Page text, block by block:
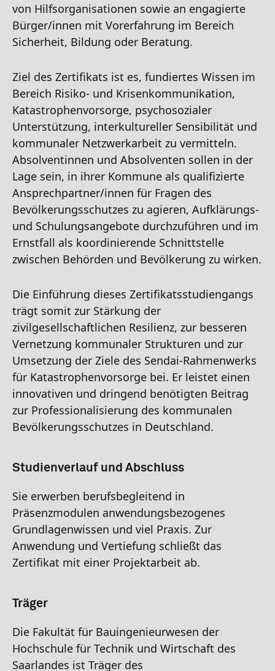
von Hilfsorganisationen sowie an engagierte
Bürger/innen mit Vorerfahrung im Bereich
Sicherheit, Bildung oder Beratung.
Ziel des Zertifikats ist es, fundiertes Wissen im
Bereich Risiko- und Krisenkommunikation,
Katastrophenvorsorge, psychosozialer
Unterstützung, interkultureller Sensibilität und
kommunaler Netzwerkarbeit zu vermitteln.
Absolventinnen und Absolventen sollen in der
Lage sein, in ihrer Kommune als qualifizierte
Ansprechpartner/innen für Fragen des
Bevölkerungsschutzes zu agieren, Aufklärungs-
und Schulungsangebote durchzuführen und im
Ernstfall als koordinierende Schnittstelle
zwischen Behörden und Bevölkerung zu wirken.
Die Einführung dieses Zertifikatsstudiengangs
trägt somit zur Stärkung der
zivilgesellschaftlichen Resilienz, zur besseren
Vernetzung kommunaler Strukturen und zur
Umsetzung der Ziele des Sendai-Rahmenwerks
für Katastrophenvorsorge bei. Er leistet einen
innovativen und dringend benötigten Beitrag
zur Professionalisierung des kommunalen
Bevölkerungsschutzes in Deutschland.
Studienverlauf und Abschluss
Sie erwerben berufsbegleitend in
Präsenzmodulen anwendungsbezogenes
Grundlagenwissen und viel Praxis. Zur
Anwendung und Vertiefung schließt das
Zertifikat mit einer Projektarbeit ab.
Träger
Die Fakultät für Bauingenieurwesen der
Hochschule für Technik und Wirtschaft des
Saarlandes ist Träger des